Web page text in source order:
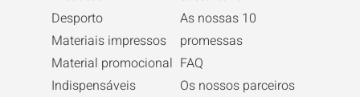
Desporto
Materiais impressos
Material promocional
Indispensáveis
As nossas 10
promessas
FAQ
Os nossos parceiros